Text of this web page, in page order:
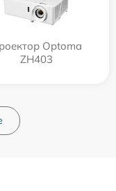
Optoma
ZH403